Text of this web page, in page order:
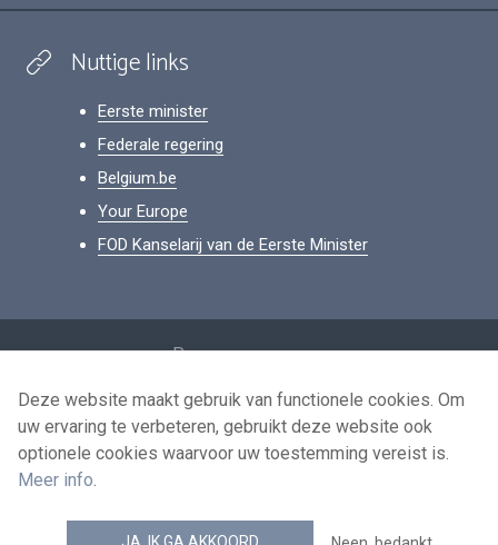
Nuttige links
Eerste minister
Federale regering
Belgium.be
Your Europe
FOD Kanselarij van de Eerste Minister
Persoonsgegevens
Voorwaarden voor het hergebruik
Contacteer ons
news.belgium RSS feed
Deze website maakt gebruik van functionele cookies. Om
uw ervaring te verbeteren, gebruikt deze website ook
optionele cookies waarvoor uw toestemming vereist is.
Meer info.